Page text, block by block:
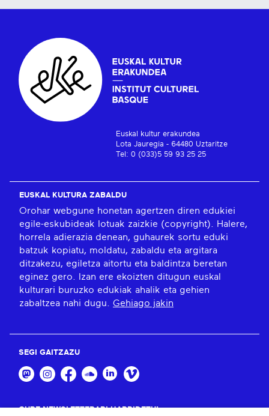
Euskal kultur erakundea
Lota Jauregia - 64480 Uztaritze
Tel: 0 (033)5 59 93 25 25
EUSKAL KULTURA ZABALDU
Orohar webgune honetan agertzen diren edukiei
egile-eskubideak lotuak zaizkie (copyright). Halere,
horrela adierazia denean, guhaurek sortu eduki
batzuk kopiatu, moldatu, zabaldu eta argitara
ditzakezu, egiletza aitortu eta baldintza beretan
eginez gero. Izan ere ekoizten ditugun euskal
kulturari buruzko edukiak ahalik eta gehien
zabaltzea nahi dugu. Gehiago jakin
SEGI GAITZAZU
GURE NEWSLETTERARI HARPIDETU!